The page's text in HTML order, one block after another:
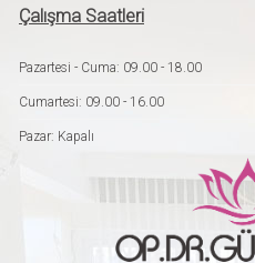
Çalışma Saatleri
Pazartesi - Cuma: 09.00 - 18.00
Cumartesi: 09.00 - 16.00
Pazar: Kapalı